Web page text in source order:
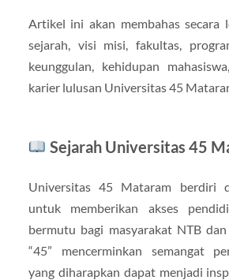
Artikel ini akan membahas secara
sejarah, visi misi, fakultas,
keunggulan, kehidupan
karier lulusan Universitas 45
Sejarah Universitas 45
Universitas 45 Mataram berdiri
untuk memberikan akses
bermutu bagi masyarakat NTB
“45” mencerminkan semangat
yang diharapkan dapat menjadi